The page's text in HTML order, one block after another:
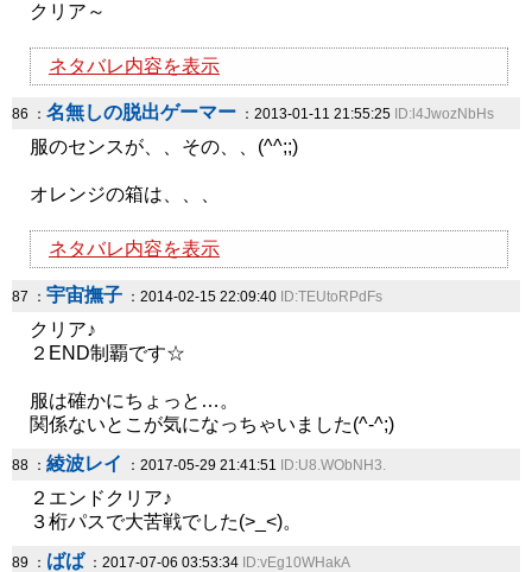
クリア～
ネタバレ内容を表示
86 ： 名無しの脱出ゲーマー ：2013-01-11 21:55:25 ID:l4JwozNbHs
服のセンスが、、その、、(^^;;)
オレンジの箱は、、、
ネタバレ内容を表示
87 ： 宇宙撫子 ：2014-02-15 22:09:40 ID:TEUtoRPdFs
クリア♪
２END制覇です☆
服は確かにちょっと…。
関係ないとこが気になっちゃいました(^-^;)
88 ： 綾波レイ ：2017-05-29 21:41:51 ID:U8.WObNH3.
２エンドクリア♪
３桁パスで大苦戦でした(>_<)。
89 ： ばば ：2017-07-06 03:53:34 ID:vEg10WHakA